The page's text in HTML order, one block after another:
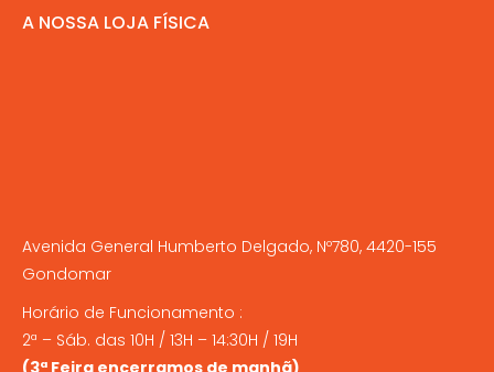
A NOSSA LOJA FÍSICA
Avenida General Humberto Delgado, Nº780, 4420-155
Gondomar
Horário de Funcionamento :
2ª – Sáb. das 10H / 13H – 14:30H / 19H
(3ª Feira encerramos de manhã)